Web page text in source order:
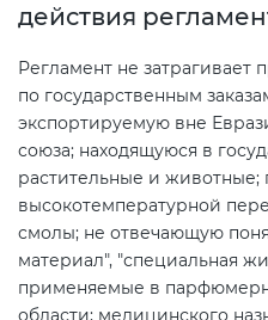
действия
Регламент не
по государственным
экспортируемую вне
союза; находящуюся в
растительные и животные;
высокотемпературной
смолы; не отвечающую
материал", "специальная
применяемые в
области; медицинского